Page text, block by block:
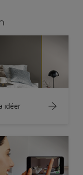
idéer